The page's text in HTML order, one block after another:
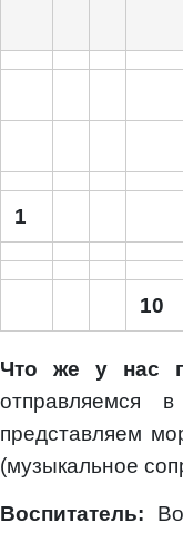
1
10
Что же у нас
отправляемся
представляем
(музыкальное
Воспитатель: